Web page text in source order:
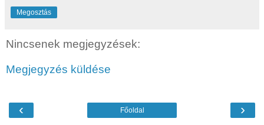
Megosztás
Nincsenek megjegyzések:
Megjegyzés küldése
‹ ›
Főoldal